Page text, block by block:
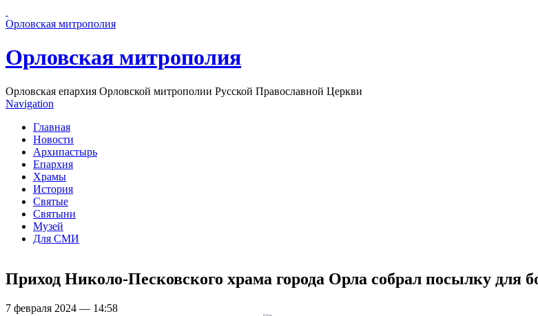
Орловская митрополия
Орловская митрополия
Орловская епархия Орловской митрополии Русской Православной Церкви
Navigation
Главная
Новости
Архипастырь
Епархия
Храмы
История
Святые
Святыни
Музей
Для СМИ
Приход Николо-Песковского храма города Орла собрал посылку для
7 февраля 2024 — 14:58